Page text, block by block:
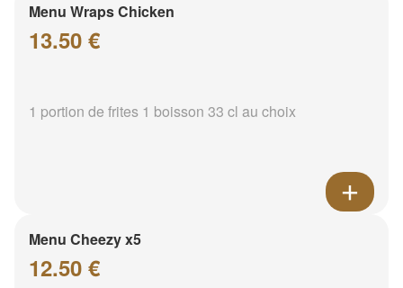
Menu Wraps Chicken
13.50 €
1 portion de frites 1 boisson 33 cl au choix
Menu Cheezy x5
12.50 €